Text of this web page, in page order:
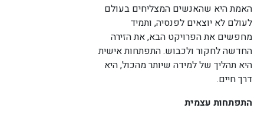
האמת היא שהאנשים המצליחים בעולם
לעולם לא יוצאים לפנסיה, ותמיד
מחפשים את הפרויקט הבא, את הזירה
החדשה לחקור ולכבוש. התפתחות אישית
היא תהליך של למידה שיותר מהכול, היא
דרך חיים.
התפתחות עצמית